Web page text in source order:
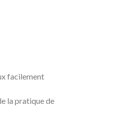
facilement
la pratique de